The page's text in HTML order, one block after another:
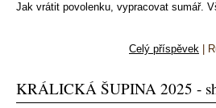
Jak vrátit povolenku, vypracovat sumář.
Celý příspěvek
KRÁLICKÁ ŠUPINA 2025 -